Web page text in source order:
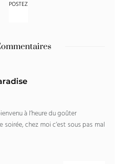
à l’heure du goûter
chez moi c’est sous pas mal